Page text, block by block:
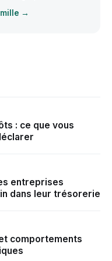
→
: ce que vous
entreprises
dans leur trésorerie
comportements